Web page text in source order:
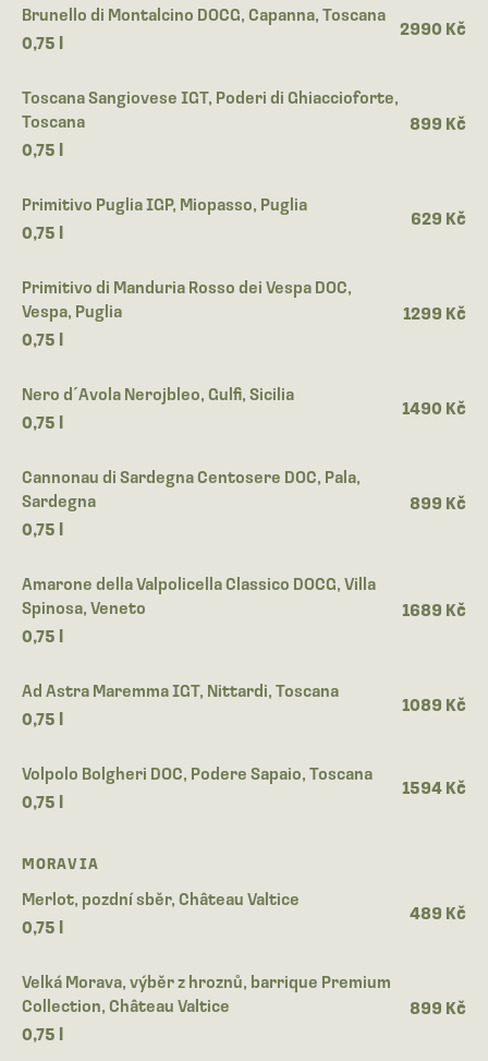
Brunello di Montalcino DOCG, Capanna, Toscana
0,75 l
2990 Kč
Toscana Sangiovese IGT, Poderi di Ghiaccioforte,
Toscana
0,75 l
899 Kč
Primitivo Puglia IGP, Miopasso, Puglia
0,75 l
629 Kč
Primitivo di Manduria Rosso dei Vespa DOC,
Vespa, Puglia
0,75 l
1299 Kč
Nero d´Avola Nerojbleo, Gulfi, Sicilia
0,75 l
1490 Kč
Cannonau di Sardegna Centosere DOC, Pala,
Sardegna
0,75 l
899 Kč
Amarone della Valpolicella Classico DOCG, Villa
Spinosa, Veneto
0,75 l
1689 Kč
Ad Astra Maremma IGT, Nittardi, Toscana
0,75 l
1089 Kč
Volpolo Bolgheri DOC, Podere Sapaio, Toscana
0,75 l
1594 Kč
MORAVIA
Merlot, pozdní sběr, Château Valtice
0,75 l
489 Kč
Velká Morava, výběr z hroznů, barrique Premium
Collection, Château Valtice
0,75 l
899 Kč